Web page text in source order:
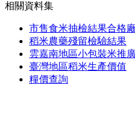
相關資料集
市售食米抽檢結果合格
稻米農藥殘留檢驗結果
雲嘉南地區小包裝米推
臺灣地區稻米生產價值
糧價查詢